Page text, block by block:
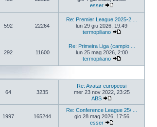
esser
592 22264
Re: Premier League 2025-2 ...
lun 29 giu 2026, 19:49
termopiliano
292 11600
Re: Primeira Liga (campio ...
lun 25 mag 2026, 2:00
termopiliano
64 3235
Re: Avatar europeosi
mer 23 nov 2022, 23:25
ABS
1997 165244
Re: Conference League 25/ ...
gio 28 mag 2026, 17:56
esser